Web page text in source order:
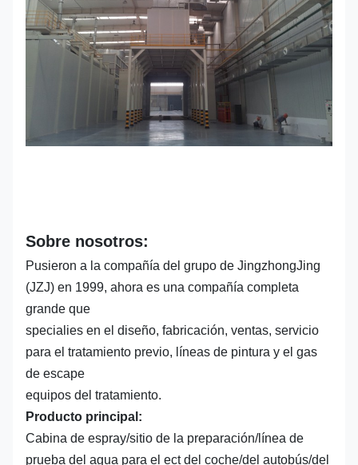
Sobre nosotros:
Pusieron a la compañía del grupo de JingzhongJing
(JZJ) en 1999, ahora es una compañía completa
grande que
specialies en el diseño, fabricación, ventas, servicio
para el tratamiento previo, líneas de pintura y el gas
de escape
equipos del tratamiento.
Producto principal:
Cabina de espray/sitio de la preparación/línea de
prueba del agua para el ect del coche/del autobús/del